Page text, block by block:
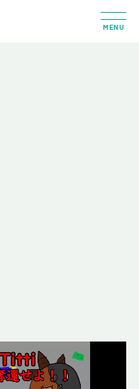
MENU